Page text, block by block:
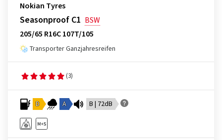
Nokian Tyres
Seasonproof C1 BSW
205/65 R16C 107T/105
Transporter Ganzjahresreifen
(3)
D A B | 72dB